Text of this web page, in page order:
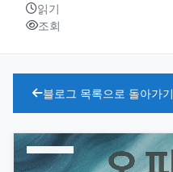
읽기
조회
블로그 목록으로 돌아가기